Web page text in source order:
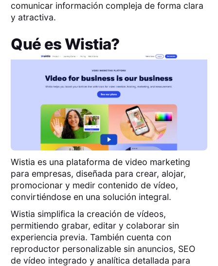
comunicar información compleja de forma clara
y atractiva.
Qué esWistia?
Wistia es una plataforma de video marketing
para empresas, diseñada para crear, alojar,
promocionar y medir contenido de vídeo,
convirtiéndose en una solución integral.
Wistia simplifica la creación de vídeos,
permitiendo grabar, editar y colaborar sin
experiencia previa. También cuenta con
reproductor personalizable sin anuncios, SEO
de vídeo integrado y analítica detallada para